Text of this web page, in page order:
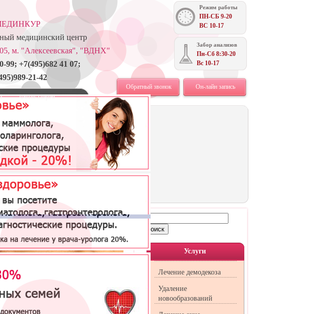
медицинский центр
м. "Алексеевская", "ВДНХ"
99; +7(495)682 41 07;
21-42
Режим работы
ПН-СБ 9-20
ВС 10-17
Забор анализов
Пн-Сб 8:30-20
Вс 10-17
Обратный звонок
Он-лайн запись
Фотогалерея
Услуги
Лечение демодекоза
Удаление
новообразований